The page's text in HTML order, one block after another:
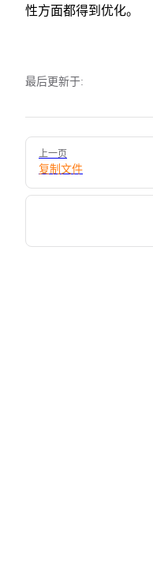
性方面都得到优化。
最后更新于:
Pager
上一页
复制文件